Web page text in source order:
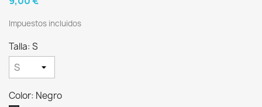
Impuestos incluidos
Talla: S
Color: Negro